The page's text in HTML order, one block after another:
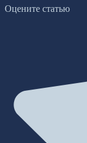
Оцените статью